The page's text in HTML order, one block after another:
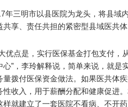
年三明市以县医院为龙头，将县域
享、责任共担的紧密型县域医共体
优点是，实行医保基金打包支付，
心”，李玲解释说，简单来说，就是
量拨付医保资金做法。如果医共体
性收入，用于薪酬分配和健康促进
样就建立了一套医院不看病、不开